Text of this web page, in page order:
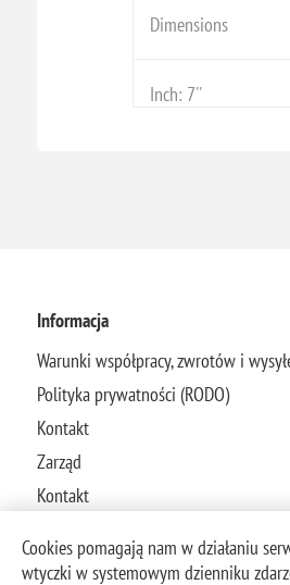
Dimensions
Inch: 7''
Informacja
Warunki współpracy, zwrotów i
Polityka prywatności (RODO)
Kontakt
Zarząd
Kontakt
Cookies pomagają nam w działaniu
wtyczki w systemowym dzienniku